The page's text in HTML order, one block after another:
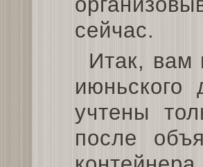
сейчас.
Итак, вам
учтены
после